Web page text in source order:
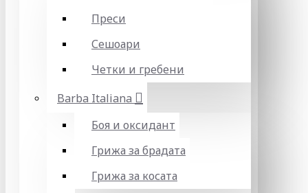
Преси
Сешоари
Четки и гребени
Barba Italiana
Боя и оксидант
Грижа за брадата
Грижа за косата